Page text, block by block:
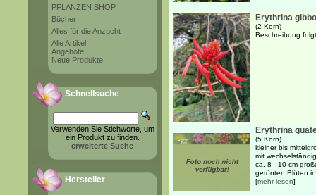
PFLANZEN SHOP
Bücher
Alles für die Anzucht
Alle Artikel
Angebote
Neue Produkte
Schnellsuche
Verwenden Sie Stichworte, um
ein Produkt zu finden.
erweiterte Suche
Hersteller
Erythrina
(2 Korn)
Beschreibung
Erythrina
(5 Korn)
kleiner bis
mit
ca. 8 - 10 cm
getönten Blüten
[mehr lesen]